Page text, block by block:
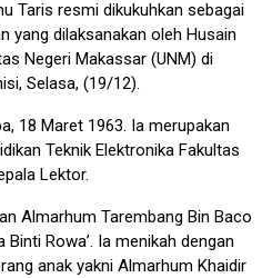
Taris resmi dikukuhkan sebagai
yang dilaksanakan oleh Husain
Negeri Makassar (UNM) di
Selasa, (19/12).
18 Maret 1963. Ia merupakan
Teknik Elektronika Fakultas
Lektor.
Almarhum Tarembang Bin Baco
Binti Rowa’. Ia menikah dengan
anak yakni Almarhum Khaidir